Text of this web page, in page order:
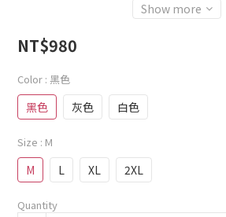
Show more
NT$980
Color : 黑色
黑色 灰色 白色
Size : M
M L XL 2XL
Quantity